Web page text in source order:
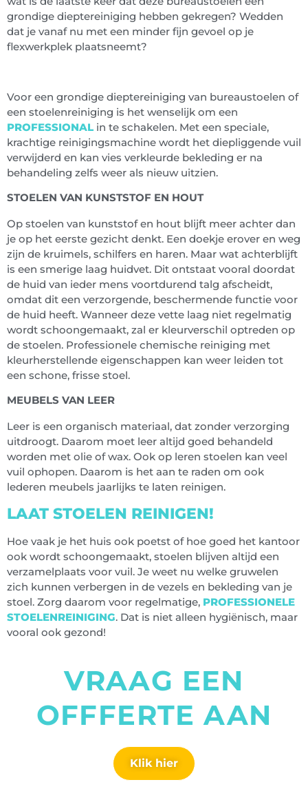
grondige dieptereiniging hebben gekregen? Wedden
dat je vanaf nu met een minder fijn gevoel op je
flexwerkplek plaatsneemt?
Voor een grondige dieptereiniging van bureaustoelen of
een stoelenreiniging is het wenselijk om een
PROFESSIONAL in te schakelen. Met een speciale,
krachtige reinigingsmachine wordt het diepliggende vuil
verwijderd en kan vies verkleurde bekleding er na
behandeling zelfs weer als nieuw uitzien.
STOELEN VAN KUNSTSTOF EN HOUT
Op stoelen van kunststof en hout blijft meer achter dan
je op het eerste gezicht denkt. Een doekje erover en weg
zijn de kruimels, schilfers en haren. Maar wat achterblijft
is een smerige laag huidvet. Dit ontstaat vooral doordat
de huid van ieder mens voortdurend talg afscheidt,
omdat dit een verzorgende, beschermende functie voor
de huid heeft. Wanneer deze vette laag niet regelmatig
wordt schoongemaakt, zal er kleurverschil optreden op
de stoelen. Professionele chemische reiniging met
kleurherstellende eigenschappen kan weer leiden tot
een schone, frisse stoel.
MEUBELS VAN LEER
Leer is een organisch materiaal, dat zonder verzorging
uitdroogt. Daarom moet leer altijd goed behandeld
worden met olie of wax. Ook op leren stoelen kan veel
vuil ophopen. Daarom is het aan te raden om ook
lederen meubels jaarlijks te laten reinigen.
LAAT STOELEN REINIGEN!
Hoe vaak je het huis ook poetst of hoe goed het kantoor
ook wordt schoongemaakt, stoelen blijven altijd een
verzamelplaats voor vuil. Je weet nu welke gruwelen
zich kunnen verbergen in de vezels en bekleding van je
stoel. Zorg daarom voor regelmatige, PROFESSIONELE
STOELENREINIGING. Dat is niet alleen hygiënisch, maar
vooral ook gezond!
VRAAG EEN
OFFFERTE AAN
Klik hier